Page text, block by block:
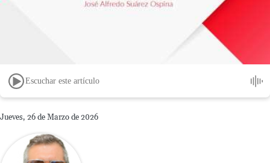
Escuchar este artículo
Jueves, 26 de Marzo de 2026